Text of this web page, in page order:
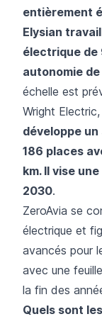
entièrement
Elysian
électrique de
autonomie
échelle est
Wright
développe
186 places
km. Il vise
2030.
ZeroAvia se
électrique et
avancés pour
avec une
la fin des
Quels sont